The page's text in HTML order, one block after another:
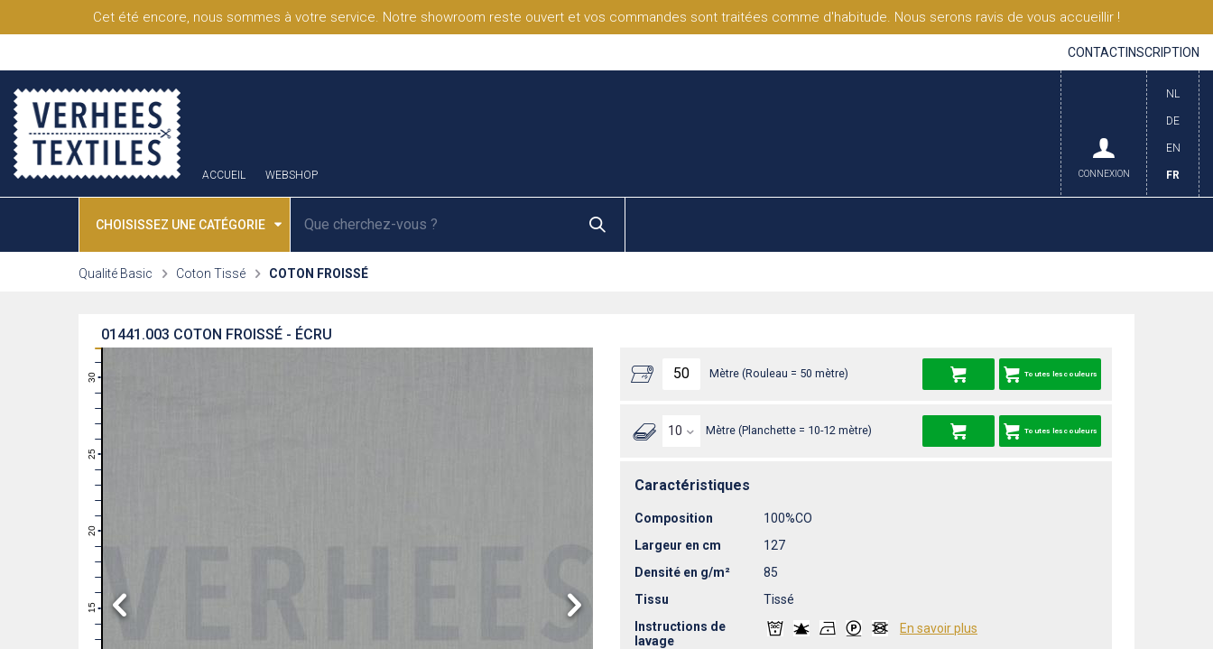
Cet été encore, nous sommes à votre service. Notre showroom reste ouvert et vos commandes sont traitées comme d'habitude. Nous serons ravis de vous accueillir !
CONTACT INSCRIPTION
ACCUEIL WEBSHOP
NL
DE
EN
FR
CONNEXION
CHOISISSEZ UNE CATÉGORIE
Qualité Basic Coton Tissé COTON FROISSÉ
COTON FROISSÉ - ÉCRU
01441.003
13
14
15
16
17
18
19
20
21
22
23
24
25
26
27
28
29
30 Mètre (Rouleau = 50 mètre) Toutes les couleurs
Mètre (Planchette = 10-12 mètre) Toutes les couleurs
Caractéristiques
Composition
100%CO
Largeur en cm
127
Densité en g/m²
85
Tissu
Tissé
Instructions de
lavage
En savoir plus